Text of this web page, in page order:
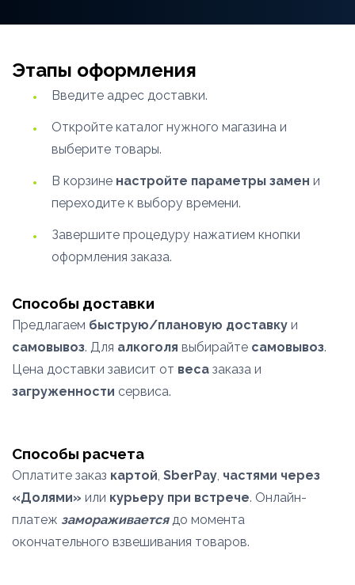
Этапы оформления
Введите адрес доставки.
Откройте каталог нужного магазина и
выберите товары.
В корзине настройте параметры замен и
переходите к выбору времени.
Завершите процедуру нажатием кнопки
оформления заказа.
Способы доставки
Предлагаем быструю/плановую доставку и
самовывоз. Для алкоголя выбирайте самовывоз.
Цена доставки зависит от веса заказа и
загруженности сервиса.
Способы расчета
Оплатите заказ картой, SberPay, частями через
«Долями» или курьеру при встрече. Онлайн-
платеж замораживаетсядо момента
окончательного взвешивания товаров.